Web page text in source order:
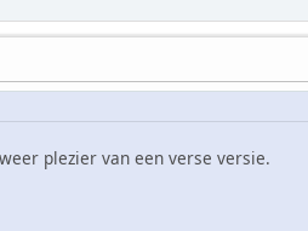
plezier van een verse versie.